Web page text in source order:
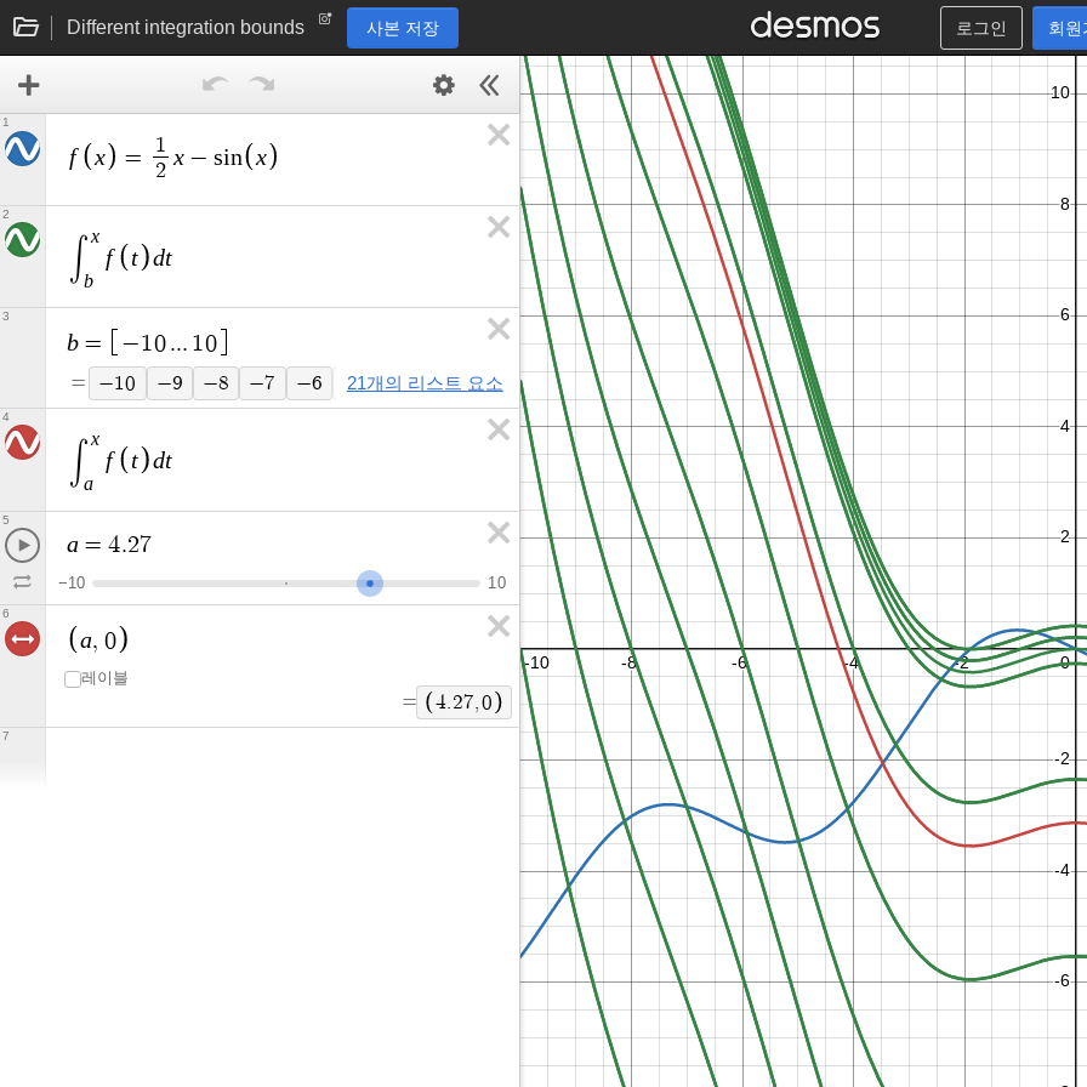
Different integration bounds 사본 저장 로그인 회원
f x =
1
2
x − sin x
1
∫ x
b
f t dt
2
b = −10 ... 10
= −10 −9 −8 −7 −6 −5 − 4 −3 −2
21개의 리스트 요소
3
∫ x
a
f t dt
4
a = 4.27
−10 1 0
5
a, 0
레이블
= 4.27,0
6
7